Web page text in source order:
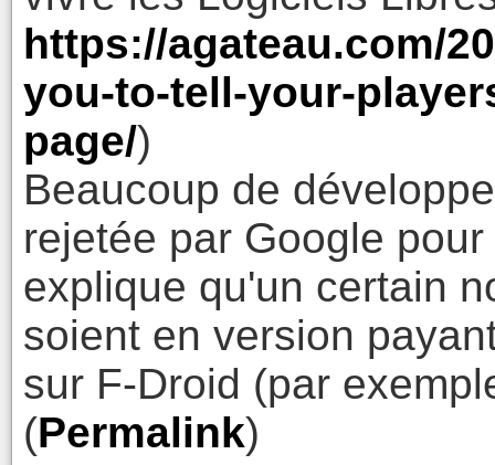
https://agateau.com/
you-to-tell-your-
page/)
Beaucoup de
rejetée par Google
explique qu'un certain
soient en version
sur F-Droid (par
(Permalink)